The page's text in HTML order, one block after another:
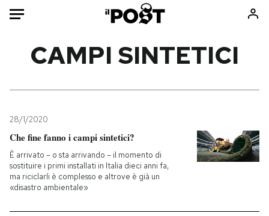
Mondo
Politica
Tecnologia
Internet
Scienza
Consumismi
Storie/Idee
Ok Boomer!
CAMPI SINTETICI
28/1/2020
Che fine fanno i campi sintetici?
È arrivato – o sta arrivando – il momento di
sostituire i primi installati in Italia dieci anni fa,
ma riciclarli è complesso e altrove è già un
«disastro ambientale»